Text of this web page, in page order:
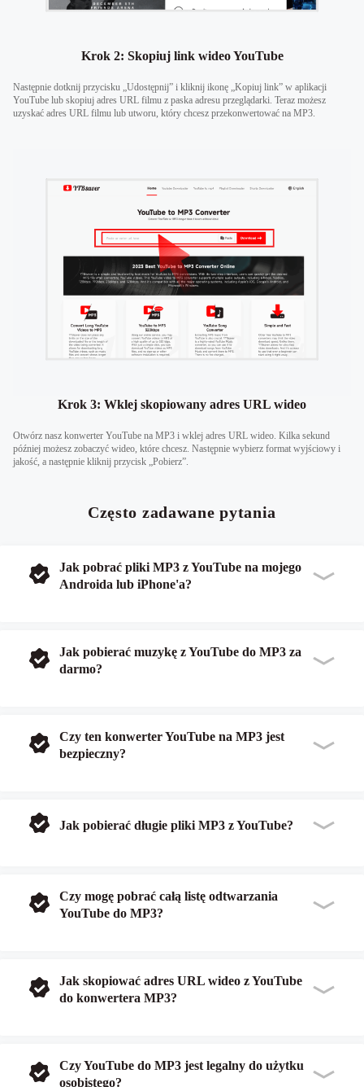
Krok 2: Skopiuj link wideo YouTube
Następnie dotknij przycisku „Udostępnij” i kliknij ikonę „Kopiuj link” w aplikacji
YouTube lub skopiuj adres URL filmu z paska adresu przeglądarki. Teraz możesz
uzyskać adres URL filmu lub utworu, który chcesz przekonwertować na MP3.
Krok 3: Wklej skopiowany adres URL wideo
Otwórz nasz konwerter YouTube na MP3 i wklej adres URL wideo. Kilka sekund
później możesz zobaczyć wideo, które chcesz. Następnie wybierz format wyjściowy i
jakość, a następnie kliknij przycisk „Pobierz”.
Często zadawane pytania
Jak pobrać pliki MP3 z YouTube na mojego
Androida lub iPhone'a?
Jak pobierać muzykę z YouTube do MP3 za
darmo?
Czy ten konwerter YouTube na MP3 jest
bezpieczny?
Jak pobierać długie pliki MP3 z YouTube?
Czy mogę pobrać całą listę odtwarzania
YouTube do MP3?
Jak skopiować adres URL wideo z YouTube
do konwertera MP3?
Czy YouTube do MP3 jest legalny do użytku
osobistego?